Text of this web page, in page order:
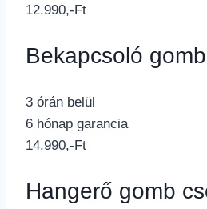
12.990,-Ft
Bekapcsoló
3 órán belül
6 hónap garancia
14.990,-Ft
Hangerő gomb